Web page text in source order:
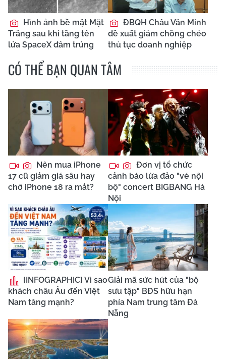
Hình ảnh bề mặt Mặt
Trăng sau khi tầng tên
lửa SpaceX đâm trúng
ĐBQH Châu Văn Minh
đề xuất giảm chồng chéo
thủ tục doanh nghiệp
CÓ THỂ BẠN QUAN TÂM
Nên mua iPhone
17 cũ giảm giá sâu hay
chờ iPhone 18 ra mắt?
Đơn vị tổ chức
cảnh báo lừa đảo "vé nội
bộ" concert BIGBANG Hà
Nội
[INFOGRAPHIC] Vì sao
khách châu Âu đến Việt
Nam tăng mạnh?
Giải mã sức hút của "bộ
sưu tập" BĐS hữu hạn
phía Nam trung tâm Đà
Nẵng